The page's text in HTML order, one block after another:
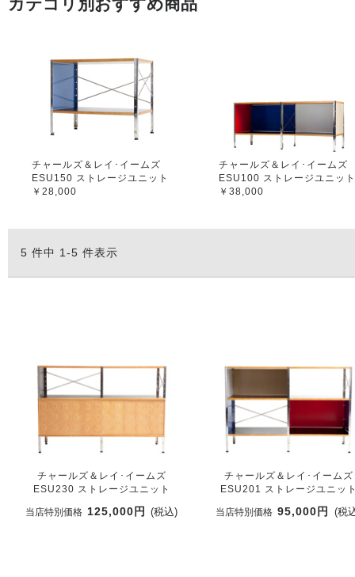
チャールズ＆レイ･イームズ
ESU150 ストレージユニット
￥28,000
チャールズ＆レイ･イームズ
ESU100 ストレージユニット
￥38,000
5 件中 1-5 件表示
チャールズ＆レイ･イームズ
ESU230 ストレージユニット
当店特別価格 125,000円 (税込)
チャールズ＆レイ･イームズ
ESU201 ストレージユニッ
当店特別価格 95,000円 (税